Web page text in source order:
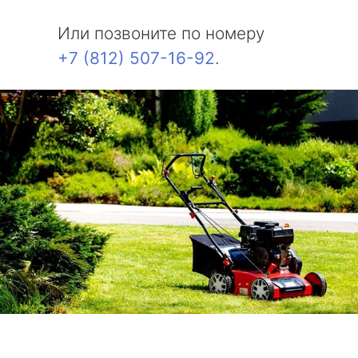
Или позвоните по номеру
+7 (812) 507-16-92.